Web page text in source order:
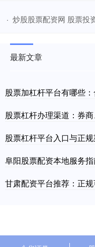
· 炒股股票配资网 股票投
最新文章
股票加杠杆平台有哪些
股票杠杆办理渠道：券
股票杠杆平台入口与正
阜阳股票配资本地服务
甘肃配资平台推荐：正